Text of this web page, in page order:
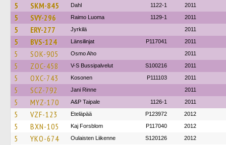
5 SKM-845 Dahl 1122-1 2011
5 SVY-296 Raimo Luoma 1129-1 2011
5 ERY-277 Jyrkilä 2011
5 BVS-124 Länsilinjat P117041 2011
5 SOK-905 Osmo Aho 2011
5 ZOC-458 V-S Bussipalvelut S100216 2011
5 OXC-743 Kosonen P111103 2011
5 SCZ-792 Jani Rinne 2011
5 MYZ-170 A&P Taipale 1126-1 2011
5 VZF-123 Eteläpää P123972 2012
5 BXN-105 Kaj Forsblom P117040 2012
5 YKO-674 Oulaisten Liikenne S120126 2012